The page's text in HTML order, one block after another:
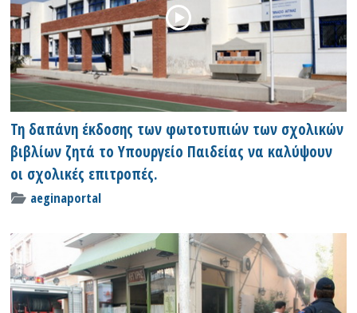
Τη δαπάνη έκδοσης των φωτοτυπιών των σχολικών
βιβλίων ζητά το Υπουργείο Παιδείας να καλύψουν
οι σχολικές επιτροπές.
aeginaportal